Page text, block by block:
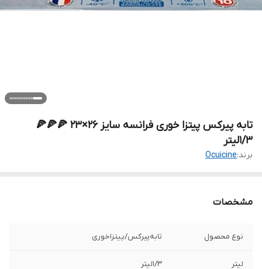
تابه پیرکس پیتزا خوری فرانسه سایز 26×23 🍕🍕🍕
1/3لیتر
برند:Ocuicine
مشخصات
نوع محصول تابه‌پیرکس‌/‌پیتزا‌خوری
لیتر 1/3لیتر